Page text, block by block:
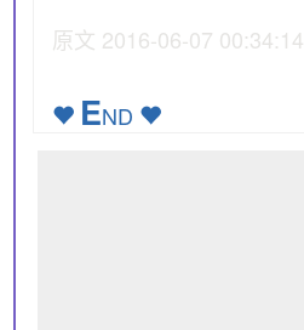
原文 2016-06-07 00:34:14
END